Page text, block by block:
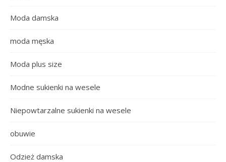
Moda damska
moda męska
Moda plus size
Modne sukienki na wesele
Niepowtarzalne sukienki na wesele
obuwie
Odzież damska